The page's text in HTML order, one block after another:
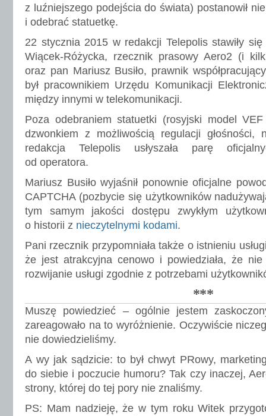
z luźniejszego podejścia do świata) postanowił
i odebrać statuetkę.
22 stycznia 2015 w redakcji Telepolis stawiły
Wiącek-Różycka, rzecznik prasowy Aero2 (i
oraz pan Mariusz Busiło, prawnik
był pracownikiem Urzędu Komunikacji
między innymi w telekomunikacji.
Poza odebraniem statuetki (rosyjski model
dzwonkiem z możliwością regulacji głośności,
redakcja Telepolis usłyszała parę
od operatora.
Mariusz Busiło wyjaśnił ponownie oficjalne
CAPTCHA (pozbycie się użytkowników
tym samym jakości dostępu zwykłym
o historii z nieczytelnymi kodami.
Pani rzecznik przypomniała także o istnieniu
że jest atrakcyjna cenowo i powiedziała, że
rozwijanie usługi zgodnie z potrzebami
***
Muszę powiedzieć – ogólnie jestem
zareagowało na to wyróżnienie. Oczywiście
nie dowiedzieliśmy.
A wy jak sądzicie: to był chwyt PRowy,
do siebie i poczucie humoru? Tak czy inaczej,
strony, której do tej pory nie znaliśmy.
PS: Mam nadzieję, że w tym roku Witek